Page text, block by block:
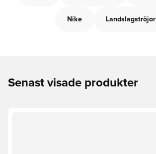
Nike Landslagströjor
Senast visade produkter